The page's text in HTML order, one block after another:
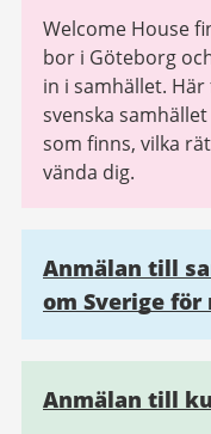
Welcome House
bor i Göteborg
in i samhället.
svenska
som finns, vilka
vända dig.
Anmälan till
om Sverige för
Anmälan till